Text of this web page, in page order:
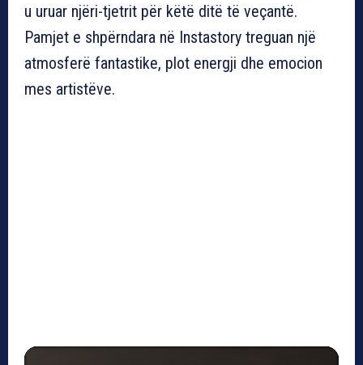
u uruar njëri-tjetrit për këtë ditë të veçantë.
Pamjet e shpërndara në Instastory treguan një
atmosferë fantastike, plot energji dhe emocion
mes artistëve.